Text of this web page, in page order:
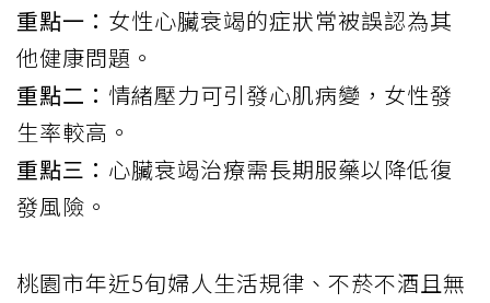
重點一： 女性心臟衰竭的症狀常被誤認為其
他健康問題。
重點二： 情緒壓力可引發心肌病變，女性發
生率較高。
重點三： 心臟衰竭治療需長期服藥以降低復
發風險。
桃園市年近5旬婦人生活規律、不菸不酒且無